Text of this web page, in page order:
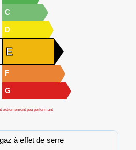
C
D
E
F
G
extrêmement peu performant
à effet de serre